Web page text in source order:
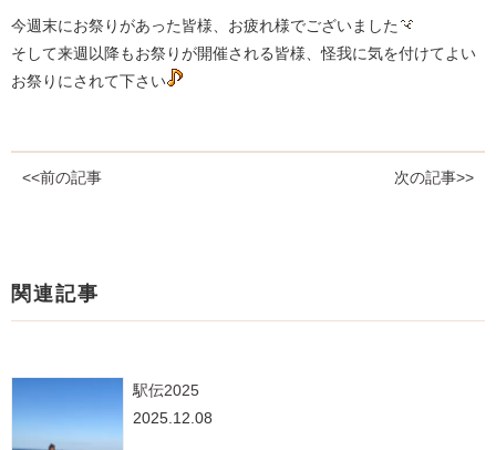
今週末にお祭りがあった皆様、お疲れ様でございました
そして来週以降もお祭りが開催される皆様、怪我に気を付けてよい
お祭りにされて下さい
<<前の記事 次の記事>>
関連記事
駅伝2025
2025.12.08